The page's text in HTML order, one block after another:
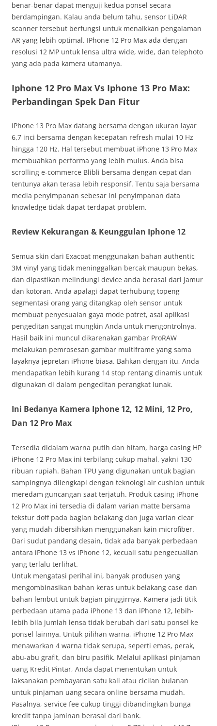
benar-benar dapat menguji kedua ponsel secara
berdampingan. Kalau anda belum tahu, sensor LiDAR
scanner tersebut berfungsi untuk menaikkan pengalaman
AR yang lebih optimal. IPhone 12 Pro Max ada dengan
resolusi 12 MP untuk lensa ultra wide, wide, dan telephoto
yang ada pada kamera utamanya.
Iphone 12 Pro Max Vs Iphone 13 Pro Max:
Perbandingan Spek Dan Fitur
IPhone 13 Pro Max datang bersama dengan ukuran layar
6,7 inci bersama dengan kecepatan refresh mulai 10 Hz
hingga 120 Hz. Hal tersebut membuat iPhone 13 Pro Max
membuahkan performa yang lebih mulus. Anda bisa
scrolling e-commerce Blibli bersama dengan cepat dan
tentunya akan terasa lebih responsif. Tentu saja bersama
media penyimpanan sebesar ini penyimpanan data
knowledge tidak dapat terdapat problem.
Review Kekurangan & Keunggulan Iphone 12
Semua skin dari Exacoat menggunakan bahan authentic
3M vinyl yang tidak meninggalkan bercak maupun bekas,
dan dipastikan melindungi device anda berasal dari jamur
dan kotoran. Anda apalagi dapat terhubung topeng
segmentasi orang yang ditangkap oleh sensor untuk
membuat penyesuaian gaya mode potret, asal aplikasi
pengeditan sangat mungkin Anda untuk mengontrolnya.
Hasil baik ini muncul dikarenakan gambar ProRAW
melakukan pemrosesan gambar multiframe yang sama
layaknya jepretan iPhone biasa. Bahkan dengan itu, Anda
mendapatkan lebih kurang 14 stop rentang dinamis untuk
digunakan di dalam pengeditan perangkat lunak.
Ini Bedanya Kamera Iphone 12, 12 Mini, 12 Pro,
Dan 12 Pro Max
Tersedia didalam warna putih dan hitam, harga casing HP
iPhone 12 Pro Max ini terbilang cukup mahal, yakni 130
ribuan rupiah. Bahan TPU yang digunakan untuk bagian
sampingnya dilengkapi dengan teknologi air cushion untuk
meredam guncangan saat terjatuh. Produk casing iPhone
12 Pro Max ini tersedia di dalam varian matte bersama
tekstur doff pada bagian belakang dan juga varian clear
yang mudah dibersihkan menggunakan kain microfiber.
Dari sudut pandang desain, tidak ada banyak perbedaan
antara iPhone 13 vs iPhone 12, kecuali satu pengecualian
yang terlalu terlihat.
Untuk mengatasi perihal ini, banyak produsen yang
mengombinasikan bahan keras untuk belakang case dan
bahan lembut untuk bagian pinggirnya. Kamera jadi titik
perbedaan utama pada iPhone 13 dan iPhone 12, lebih-
lebih bila jumlah lensa tidak berubah dari satu ponsel ke
ponsel lainnya. Untuk pilihan warna, iPhone 12 Pro Max
menawarkan 4 warna tidak serupa, seperti emas, perak,
abu-abu grafit, dan biru pasifik. Melalui aplikasi pinjaman
uang Kredit Pintar, Anda dapat menentukan untuk
laksanakan pembayaran satu kali atau cicilan bulanan
untuk pinjaman uang secara online bersama mudah.
Pasalnya, service fee cukup tinggi dibandingkan bunga
kredit tanpa jaminan berasal dari bank.